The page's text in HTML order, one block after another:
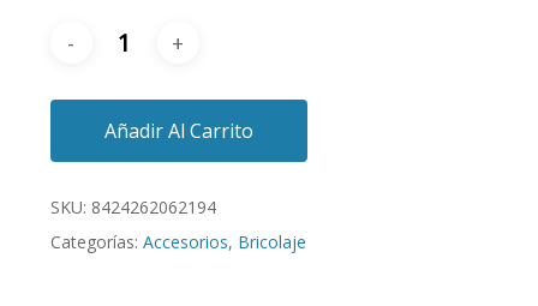
Añadir Al Carrito
SKU: 8424262062194
Categorías: Accesorios, Bricolaje